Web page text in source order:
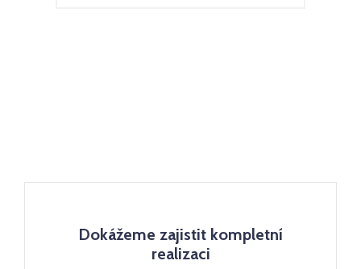
Dokážeme zajistit kompletní
realizaci